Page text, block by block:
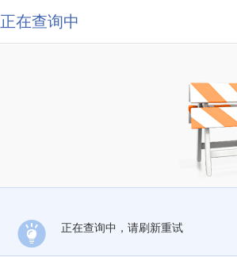
正在查询中
正在查询中，请刷新重试